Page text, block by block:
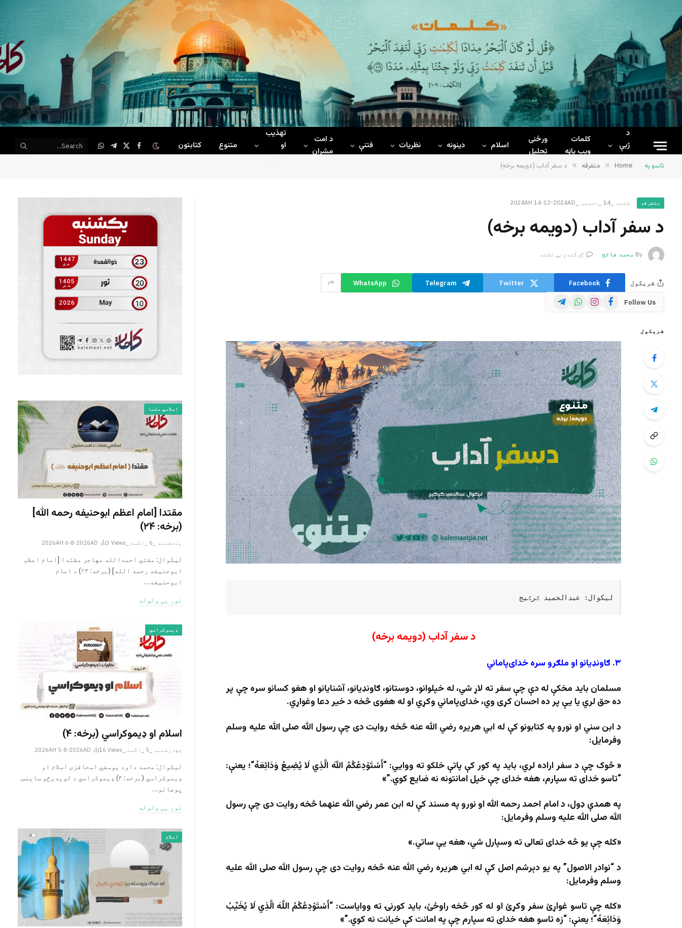
د
ژبې
ټاکل
کلمات
ويب پاڼه
ورځنی
تحلیل
اسلام دینونه نظریات فتنې
د امت
مشران
تهذیب
او
تمدن
متنوع کتابتون Facebook
X
Telegram
WhatsApp
تاسو په Home
» متفرقه » د سفر آداب (دویمه برخه)
متفرقه شنبه _14 _دسمبر _2024AH 14-12-2024AD
د سفر آداب (دویمه برخه)
By محمد فاتح څرگندونې نشته
شریکول Facebook
Twitter
Telegram
WhatsApp
Follow Us
Facebook
Instagram
WhatsApp
Telegram
شریکول
لیکوال: عبدالحمید ګرګیج
د سفر آداب (دویمه برخه)
۳. ګاونډیانو او ملګرو سره خدای‌پاماني
مسلمان باید مخکې له دې چې سفر ته لاړ شي، له خپلوانو، دوستانو، ګاونډیانو، آشنایانو او هغو کسانو سره چې پر
ده حق لري یا یې پر ده احسان کړی وي، خدای‌پاماني وکړي او له هغوی څخه د خیر دعا وغواړي.
د ابن سني او نورو په کتابونو کې له ابي هریره رضي الله عنه څخه روایت دی چې رسول الله صلی الله علیه وسلم
وفرمایل:
« څوک چې د سفر اراده لري، باید په کور کې پاتې خلکو ته ووایي:“أَسْتَوْدِعُكُمُ اللهَ الَّذِي لَا يُضِيعُ وَدَائِعَهُ“؛ یعنې:
“تاسو خدای ته سپارم، هغه خدای چې خپل امانتونه نه ضایع کوي.”»
په همدې ډول، د امام احمد رحمه الله او نورو په مسند کې له ابن عمر رضي الله عنهما څخه روایت دی چې رسول
الله صلی الله علیه وسلم وفرمایل:
«کله چې یو څه خدای تعالی ته وسپارل شي، هغه یې ساتي.»
د “نوادر الاصول” په یو دېرشم اصل کې له ابي هریره رضي الله عنه څخه روایت دی چې رسول الله صلی الله علیه
وسلم وفرمایل:
«کله چې تاسو غواړئ سفر وکړئ او له کور څخه راوځئ، باید کورنۍ ته ووایاست: “أَسْتَوْدِعُكُمُ اللَّهَ الَّذِي لَا يُخَيِّبُ
وَدَائِعَهُ“؛ یعنې: “زه تاسو هغه خدای ته سپارم چې په امانت کې خیانت نه کوي.”»
اسلامي علما
مقتدا [امام اعظم ابوحنیفه رحمه الله‎]
(برخه: ۲۴)
پنجشنبه _6 _اگست _2026AH 6-8-2026AD 3 Views
لیکوال: مفتي احمدالله مهاجر مقتدا [امام اعظم
ابوحنیفه رحمه الله‎] (برخه: ۲۴) د امام
ابوحنيفه…
نور یی ولوله
ډیموکراسي
اسلام او ډیموکراسي (برخه: ۴)
چهارشنبه _5 _اگست _2026AH 5-8-2026AD 16 Views
لیکوال: محمد داود یوسفي اسحاقزی اسلام او
ډیموکراسي (برخه: ۴) ډیموکراسي د لوېدیځو ساینس
پوهانو…
نور یی ولوله
اسلام